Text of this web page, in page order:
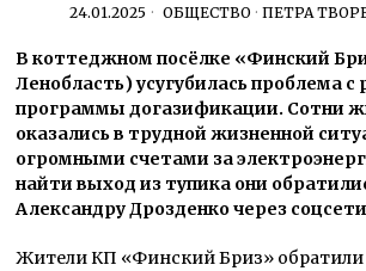
24.01.2025 ОБЩЕСТВО · ПЕТРА
В коттеджном посёлке «Финский
Ленобласть) усугубилась проблема с
программы догазификации. Сотни
оказались в трудной жизненной
огромными счетами за
найти выход из тупика они
Александру Дрозденко через
Жители КП «Финский Бриз»